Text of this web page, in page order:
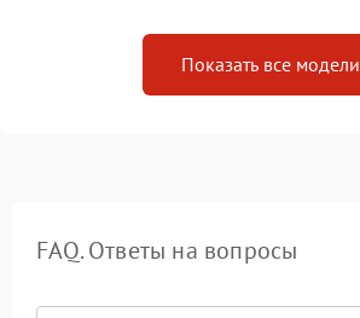
Показать все модели
FAQ. Ответы на вопросы